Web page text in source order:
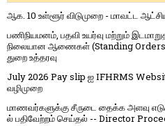
ஆக. 10 உள்ளூர் விடுமுறை - மாவட்ட
பணிநியமனம், பதவி உயர்வு மற்றும்
நிலையான ஆணைகள் (Standing
துறை உத்தரவு
July 2026 Pay slip ஐ IFHRMS
வழிமுறை
மாணவர்களுக்கு சீருடை தைக்க அளவு
ல் பதிவேற்றம் செய்தல் -- Director